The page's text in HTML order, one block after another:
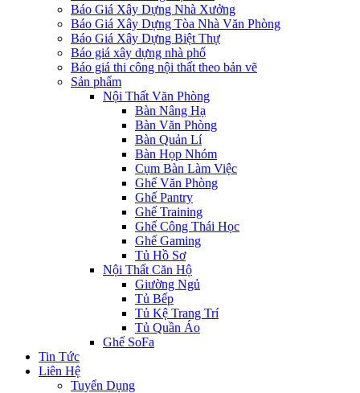
Báo Giá Xây Dựng Nhà Xưởng
Báo Giá Xây Dựng Tòa Nhà Văn Phòng
Báo Giá Xây Dựng Biệt Thự
Báo giá xây dựng nhà phố
Báo giá thi công nội thất theo bản vẽ
Sản phẩm
Nội Thất Văn Phòng
Bàn Nâng Hạ
Bàn Văn Phòng
Bàn Quản Lí
Bàn Họp Nhóm
Cụm Bàn Làm Việc
Ghế Văn Phòng
Ghế Pantry
Ghế Training
Ghế Công Thái Học
Ghế Gaming
Tủ Hồ Sơ
Nội Thất Căn Hộ
Giường Ngủ
Tủ Bếp
Tủ Kệ Trang Trí
Tủ Quần Áo
Ghế SoFa
Tin Tức
Liên Hệ
Tuyển Dụng